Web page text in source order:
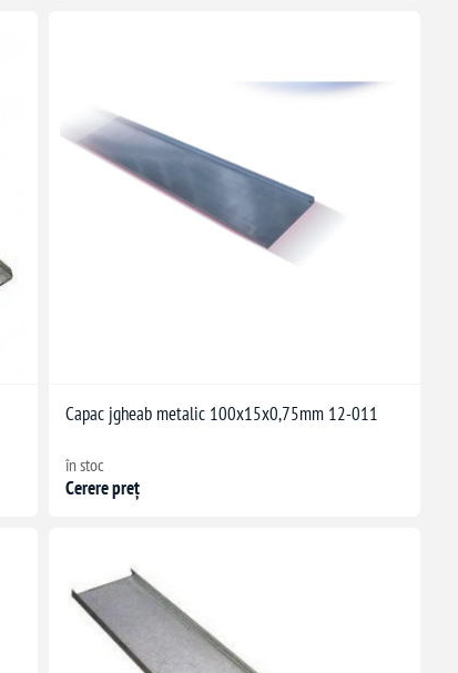
Capac jgheab metalic 100x15x0,75mm 12-011
în stoc
Cerere preț